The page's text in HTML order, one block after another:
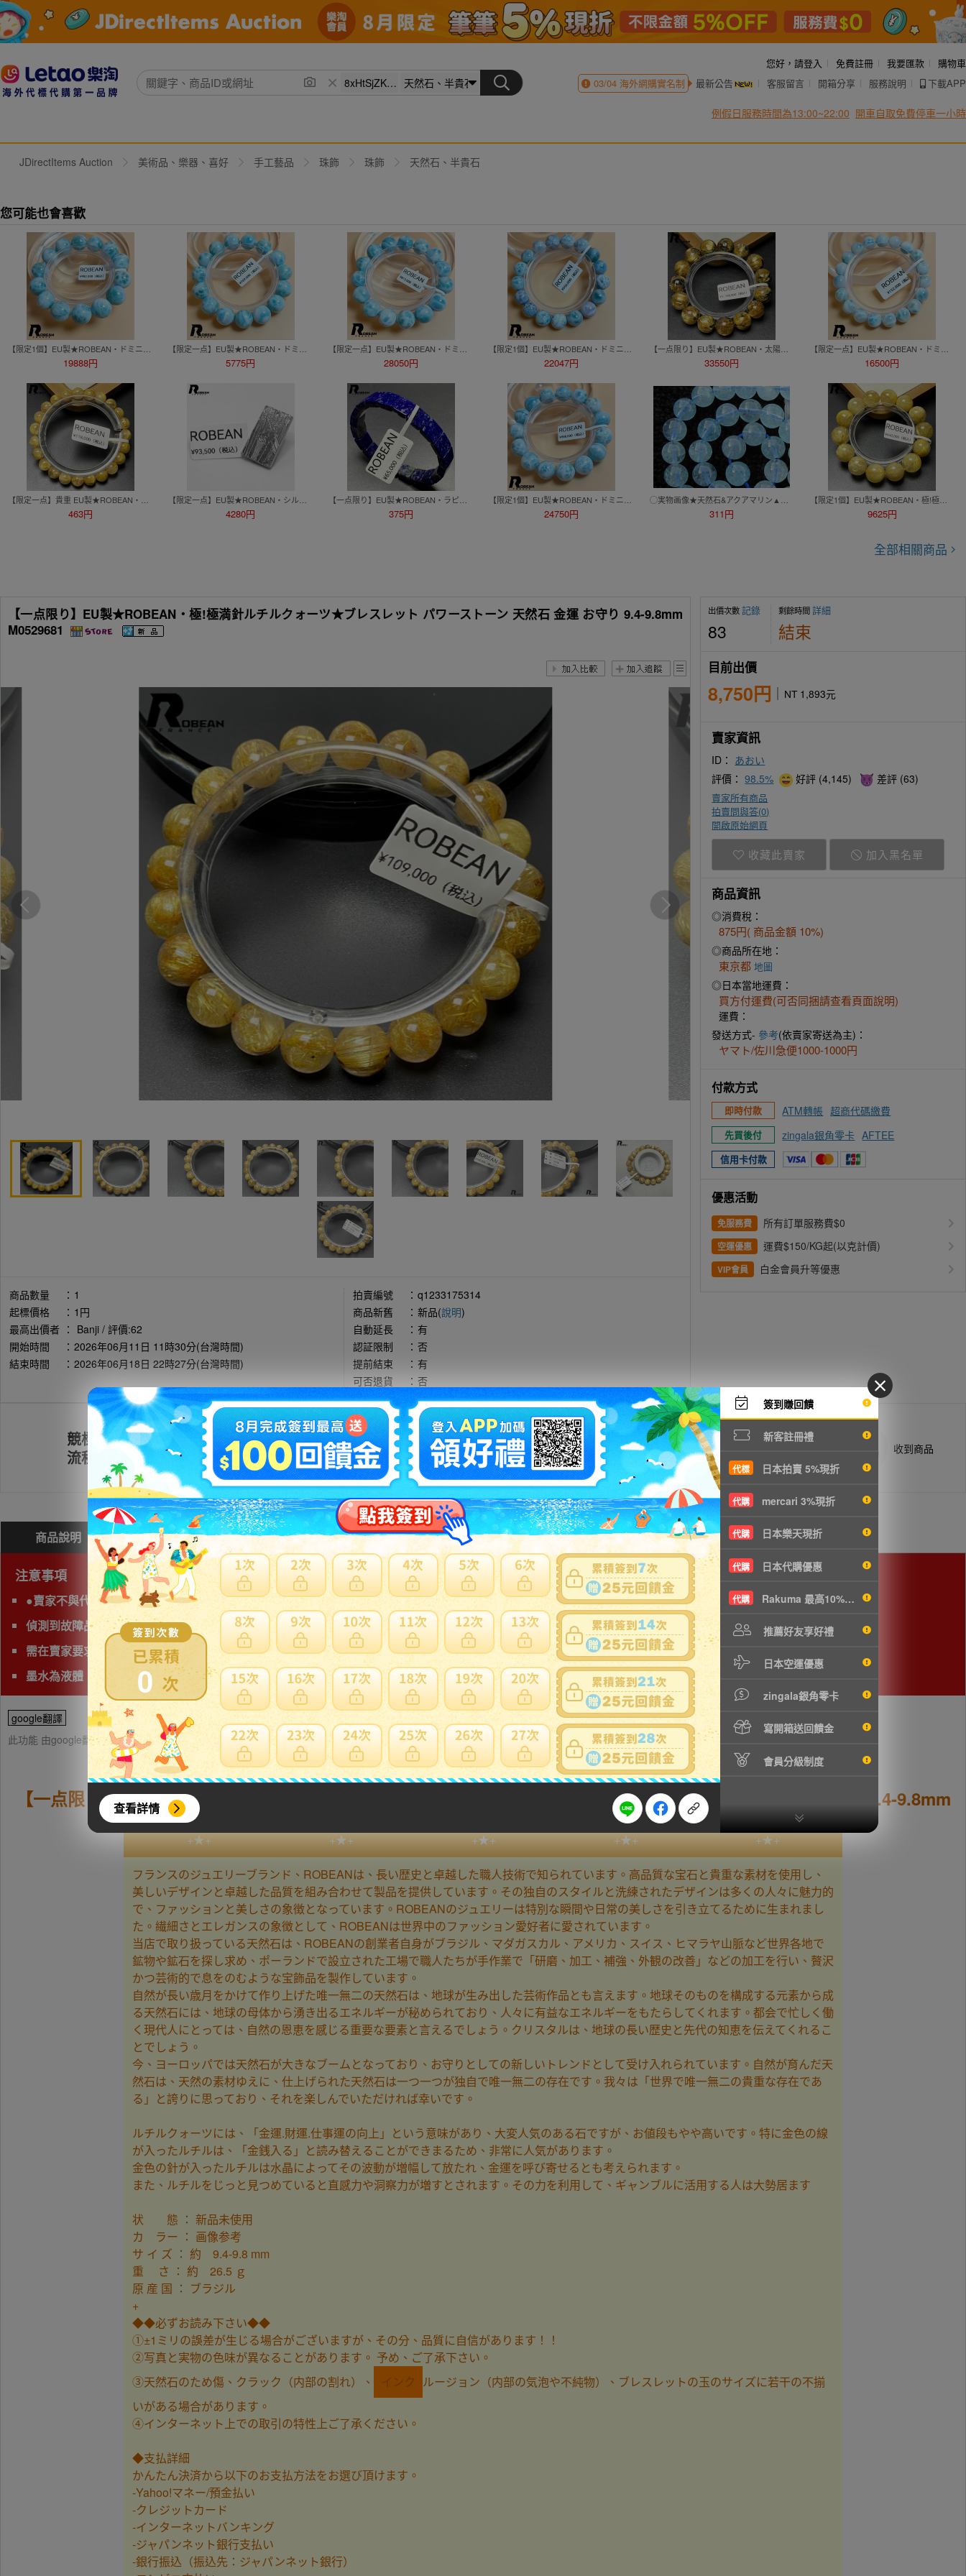
0
查看詳情
簽到賺回饋
新客註冊禮
代標 日本拍賣 5%現折
代購 mercari 3%現折
代購 日本樂天現折
代購 日本代購優惠
代購 Rakuma 最高10%現折
推薦好友享好禮
日本空運優惠
zingala銀角零卡
寫開箱送回饋金
會員分級制度
您好， 請登入 免費註冊 我要匯款
購物車
03/04海外網購實名制 最新公告 客服留言 開箱分享 服務說明 下載APP
例假日服務時間為13:00~22:00 開車自取免費停車一小時
JDirectItems Auction 美術品、樂器、喜好 手工藝品 珠飾 珠飾 天然石、半貴石
您可能也會喜歡
19888円 5775円 28050円 22047円
【一点限り】EU製★ROBEAN・太陽花タイチンルチル★黄金針水晶 金運 開運 ブレスレット パワーストーン 13.8-14.8mm D0415809
33550円 16500円
463円 4280円 375円 24750円 311円
【限定1個】EU製★ROBEAN・極!極満針ルチルクォーツ★ブレスレット パワーストーン 天然石 金運 お守り 14.8-15.7mm M0507574
9625円
全部相關商品
【一点限り】EU製★ROBEAN・極!極満針ルチルクォーツ★ブレスレット パワーストーン 天然石 金運 お守り 9.4-9.8mm
M0529681
商品數量 ： 1
起標價格
： 1円
最高出價者 ： Banji / 評價:62
開始時間
： 2026年06月11日 11時30分(台灣時間)
結束時間
： 2026年06月18日 22時27分(台灣時間)
拍賣編號 ： q1233175314
商品新舊
： 新品(說明)
自動延長
： 有
認証限制
： 否
提前結束
： 有
可否退貨
： 否
出價次數記錄
83
剩餘時間詳細
結束
目前出價
8,750円 NT 1,893元
賣家資訊
ID： あおい
評價：98.5% 好評 (4,145) 差評 (63)
賣家所有商品
拍賣問與答(0)
開啟原始網頁
收藏此賣家 加入黑名單
商品資訊
◎消費稅：
875円( 商品金額 10%)
◎商品所在地：
東京都 地圖
◎日本當地運費：
買方付運費(可否同捆請查看頁面說明)
運費：
發送方式- 參考(依賣家寄送為主)：
ヤマト/佐川急便1000-1000円
付款方式
即時付款 ATM轉帳 超商代碼繳費
先買後付 zingala銀角零卡 AFTEE
信用卡付款
優惠活動
免服務費 所有訂單服務費$0
空運優惠 運費$150/KG起(以克計價)
VIP會員 白金會員升等優惠
競標
流程
註冊會員 出價競標 得標填寫委託單 商品抵台通知出貨 收到商品
商品說明 問與答(0) 費用試算 問題商品反映流程
注意事項
●賣家不與代理業者交易，無法購買。
偵測到故障品(垃圾品)、有照片及說明以外的問題，下標前注意
需在賣家要求時間完成匯款
墨水為液體，無法國際運送，請下標前注意。
google翻譯
此功能 由google翻譯提供參考，樂淘不保證翻譯內容之正確性，詳細問題說明請使用商品問與答
【一点限り】EU製★ROBEAN・極!極満針ルチルクォーツ★ブレスレット パワーストーン 天然石 金運 お守り 9.4-9.8mm
+★+ +★+ +★+ +★+ +★+
フランスのジュエリーブランド、ROBEANは、長い歴史と卓越した職人技術で知られています。高品質な宝石と貴重な素材を使用し、
美しいデザインと卓越した品質を組み合わせて製品を提供しています。その独自のスタイルと洗練されたデザインは多くの人々に魅力的
で、ファッションと美しさの象徴となっています。ROBEANのジュエリーは特別な瞬間や日常の美しさを引き立てるために生まれまし
た。繊細さとエレガンスの象徴として、ROBEANは世界中のファッション愛好者に愛されています。
当店で取り扱っている天然石は、ROBEANの創業者自身がブラジル、マダガスカル、アメリカ、スイス、ヒマラヤ山脈など世界各地で
鉱物や鉱石を探し求め、ポーランドで設立された工場で職人たちが手作業で「研磨、加工、補強、外観の改善」などの加工を行い、贅沢
かつ芸術的で息をのむような宝飾品を製作しています。
自然が長い歳月をかけて作り上げた唯一無二の天然石は、地球が生み出した芸術作品とも言えます。地球そのものを構成する元素から成
る天然石には、地球の母体から湧き出るエネルギーが秘められており、人々に有益なエネルギーをもたらしてくれます。都会で忙しく働
く現代人にとっては、自然の恩恵を感じる重要な要素と言えるでしょう。クリスタルは、地球の長い歴史と先代の知恵を伝えてくれるこ
とでしょう。
今、ヨーロッパでは天然石が大きなブームとなっており、お守りとしての新しいトレンドとして受け入れられています。自然が育んだ天
然石は、天然の素材ゆえに、仕上げられた天然石は一つ一つが独自で唯一無二の存在です。我々は「世界で唯一無二の貴重な存在であ
る」と誇りに思っており、それを楽しんでいただければ幸いです。
ルチルクォーツには、「金運.財運.仕事運の向上」という意味があり、大変人気のある石ですが、お値段もやや高いです。特に金色の線
が入ったルチルは、「金銭入る」と読み替えることができまるため、非常に人気があります。
金色の針が入ったルチルは水晶によってその波動が増幅して放たれ、金運を呼び寄せるとも考えられます。
また、ルチルをじっと見つめていると直感力や洞察力が増すとされます。その力を利用して、ギャンブルに活用する人は大勢居ます
状 態 ： 新品未使用
カ ラー ： 画像参考
サ イ ズ ： 約 9.4-9.8 mm
重 さ ： 約 26.5 ｇ
原 産 国 ： ブラジル
+
◆◆必ずお読み下さい◆◆
①±1ミリの誤差が生じる場合がございますが、その分、品質に自信があります！！
②写真と実物の色味が異なることがあります。 予め、ご了承下さい。
③天然石のため傷、クラック（内部の割れ）、
インク
ルージョン（内部の気泡や不純物）、ブレスレットの玉のサイズに若干の不揃
いがある場合があります。
④インターネット上での取引の特性上ご了承ください。
◆支払詳細
かんたん決済から以下のお支払方法をお選び頂けます。
-Yahoo!マネー/預金払い
-クレジットカード
-インターネットバンキング
-ジャパンネット銀行支払い
-銀行振込（振込先：ジャパンネット銀行）